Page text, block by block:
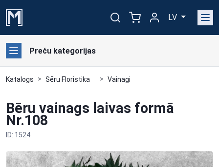
LV
Preču kategorijas
Katalogs Sēru Floristika Vainagi
Bēru vainags laivas formā
Nr.108
ID: 1524